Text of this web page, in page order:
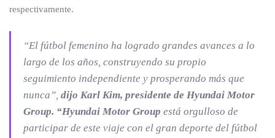
respectivamente.
“El fútbol femenino ha logrado grandes avances a lo
largo de los años, construyendo su propio
seguimiento independiente y prosperando más que
nunca”, dijo Karl Kim, presidente de Hyundai Motor
Group. “Hyundai Motor Group está orgulloso de
participar de este viaje con el gran deporte del fútbol